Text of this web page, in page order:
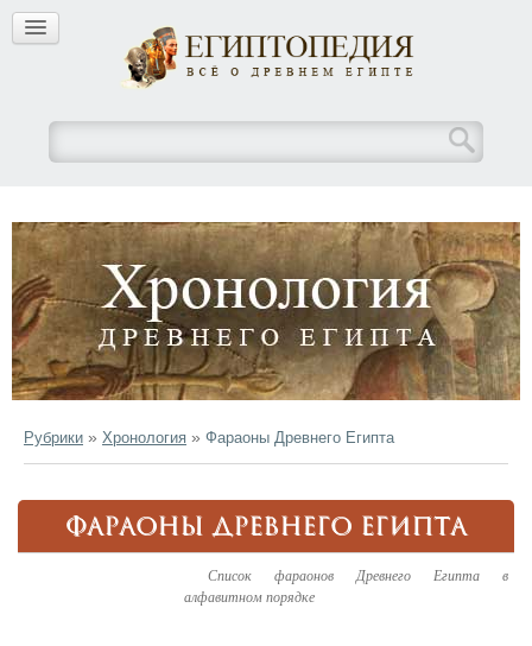
Рубрики » Хронология » Фараоны Древнего Египта
ФАРАОНЫ ДРЕВНЕГО ЕГИПТА
Список фараонов Древнего Египта в
алфавитном порядке